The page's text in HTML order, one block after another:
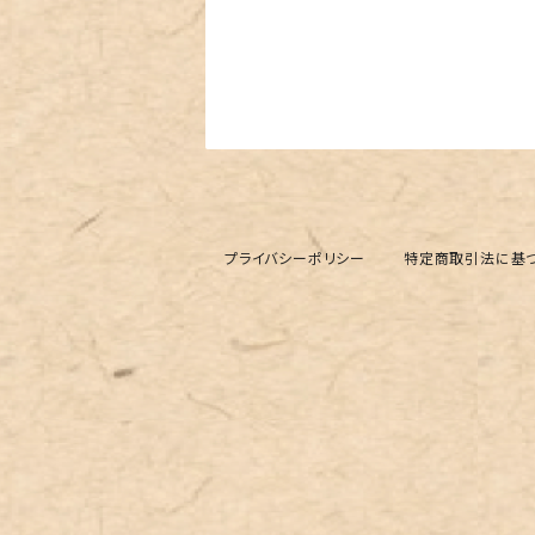
プライバシーポリシー 特定商取引法に基